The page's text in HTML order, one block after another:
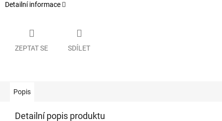
Detailní informace
ZEPTAT SE SDÍLET
Popis
Detailní popis produktu